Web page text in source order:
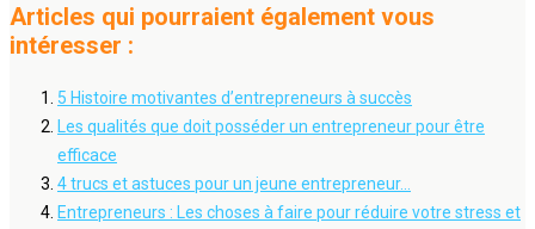
Articles qui pourraient également vous
intéresser :
5 Histoire motivantes d’entrepreneurs à succès
Les qualités que doit posséder un entrepreneur pour être
efficace
4 trucs et astuces pour un jeune entrepreneur…
Entrepreneurs : Les choses à faire pour réduire votre stress et